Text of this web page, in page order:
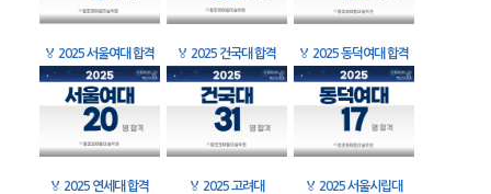
🏅 2025 서울여대 합격 🏅 2025 건국대 합격 🏅 2025 동덕여대 합격
🏅 2025 연세대 합격 🏅 2025 고려대 🏅 2025 서울시립대